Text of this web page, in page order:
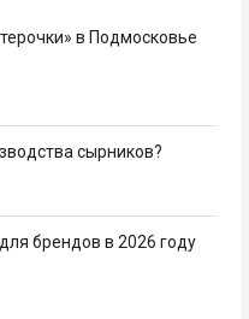
в Подмосковье
сырников?
брендов в 2026 году